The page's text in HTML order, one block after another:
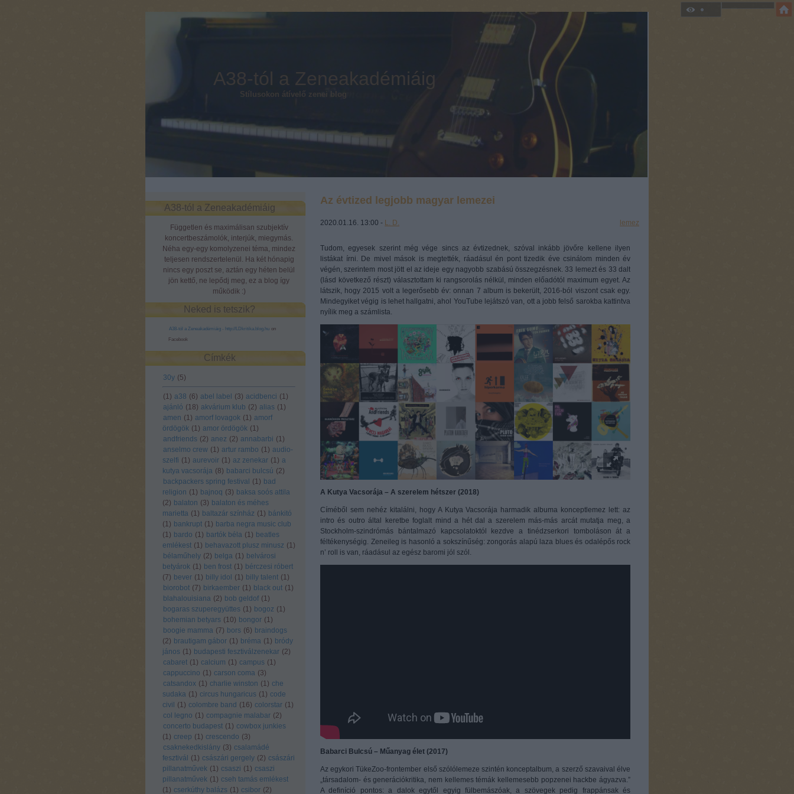
A38-tól a Zeneakadémiáig
Stílusokon átívelő zenei blog
A38-tól a Zeneakadémiáig
Független és maximálisan szubjektív
koncertbeszámolók, interjúk, miegymás.
Néha egy-egy komolyzenei téma, mindez
teljesen rendszertelenül. Ha két hónapig
nincs egy poszt se, aztán egy héten belül
jön kettő, ne lepődj meg, ez a blog így
működik :)
Neked is tetszik?
A38-tól a Zeneakadémiáig - http://LDkritika.blog.hu on
Facebook
Címkék
30y (5)
(1) a38 (6) abel label (3) acidbenci (1)
ajánló (18) akvárium klub (2) alias (1)
amen (1) amorf lovagok (1) amorf
ördögök (1) amor ördögök (1)
andfriends (2) anez (2) annabarbi (1)
anselmo crew (1) artur rambo (1) audio-
szelfi (1) aurevoir (1) az zenekar (1) a
kutya vacsorája (8) babarci bulcsú (2)
backpackers spring festival (1) bad
religion (1) bajnoq (3) baksa soós attila
(2) balaton (3) balaton és méhes
marietta (1) baltazár színház (1) bánkitó
(1) bankrupt (1) barba negra music club
(1) bardo (1) bartók béla (1) beatles
emlékest (1) behavazott plusz minusz (1)
bélaműhely (2) belga (1) belvárosi
betyárok (1) ben frost (1) bérczesi róbert
(7) bever (1) billy idol (1) billy talent (1)
biorobot (7) birkaember (1) black out (1)
blahalouisiana (2) bob geldof (1)
bogaras szuperegyüttes (1) bogoz (1)
bohemian betyars (10) bongor (1)
boogie mamma (7) bors (6) braindogs
(2) brautigam gábor (1) bréma (1) bródy
jános (1) budapesti fesztiválzenekar (2)
cabaret (1) calcium (1) campus (1)
cappuccino (1) carson coma (3)
catsandox (1) charlie winston (1) che
sudaka (1) circus hungaricus (1) code
civil
(1) colombre band (16) colorstar (1)
col legno (1) compagnie malabar (2)
concerto budapest (1) cowbox junkies
(1) creep (1) crescendo (3)
csaknekedkislány (3) csalamádé
fesztivál (1) császári gergely (2) császári
pillanatművek (1) csaszi (1) csaszi
pillanatművek (1) cseh tamás emlékest
(1) cserkúthy balázs (1) csibor (2)
Az évtized legjobb magyar lemezei
2020.01.16. 13:00 - L. D. lemez
Tudom, egyesek szerint még vége sincs az évtizednek, szóval inkább jövőre kellene ilyen
listákat írni. De mivel mások is megtették, ráadásul én pont tizedik éve csinálom minden év
végén, szerintem most jött el az ideje egy nagyobb szabású összegzésnek. 33 lemezt és 33 dalt
(lásd következő részt) választottam ki rangsorolás nélkül, minden előadótól maximum egyet. Az
látszik, hogy 2015 volt a legerősebb év: onnan 7 album is bekerült, 2016-ból viszont csak egy.
Mindegyiket végig is lehet hallgatni, ahol YouTube lejátszó van, ott a jobb felső sarokba kattintva
nyílik meg a számlista.
A Kutya Vacsorája – A szerelem hétszer (2018)
Címéből sem nehéz kitalálni, hogy A Kutya Vacsorája harmadik albuma konceptlemez lett: az
intro és outro által keretbe foglalt mind a hét dal a szerelem más-más arcát mutatja meg, a
Stockholm-szindrómás bántalmazó kapcsolatoktól kezdve a tinédzserkori tomboláson át a
féltékenységig. Zeneileg is hasonló a sokszínűség: zongorás alapú laza blues és odalépős rock
n’ roll is van, ráadásul az egész baromi jól szól.
Babarci Bulcsú – Műanyag élet (2017)
Az egykori TükeZoo-frontember első szólólemeze szintén konceptalbum, a szerző szavaival élve
„társadalom- és generációkritika, nem kellemes témák kellemesebb popzenei hackbe ágyazva.”
A definíció pontos: a dalok egytől egyig fülbemászóak, a szövegek pedig frappánsak és